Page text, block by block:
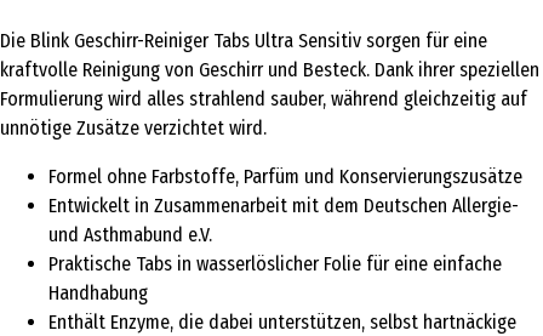
Die Blink Geschirr-Reiniger Tabs Ultra Sensitiv sorgen für eine
kraftvolle Reinigung von Geschirr und Besteck. Dank ihrer speziellen
Formulierung wird alles strahlend sauber, während gleichzeitig auf
unnötige Zusätze verzichtet wird.
Formel ohne Farbstoffe, Parfüm und Konservierungszusätze
Entwickelt in Zusammenarbeit mit dem Deutschen Allergie-
und Asthmabund e.V.
Praktische Tabs in wasserlöslicher Folie für eine einfache
Handhabung
Enthält Enzyme, die dabei unterstützen, selbst hartnäckige